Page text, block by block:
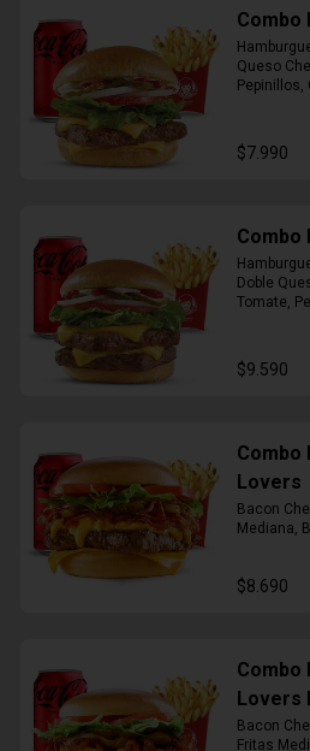
Combo
Queso
Pepinillos,
$7.990
Combo
Doble
Tomate,
$9.590
Combo
Lovers
Bacon
Mediana,
$8.690
Combo
Lovers
Bacon
Fritas